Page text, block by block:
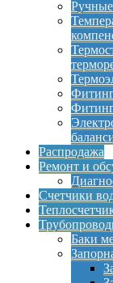
Распродажа
Ремонт и
Счетчики
Баки